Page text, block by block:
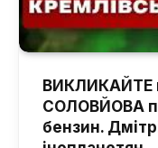
ВИКЛИКАЙТЕ
СОЛОВЙОВА
бензин.